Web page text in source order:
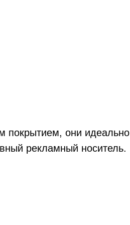
покрытием, они идеально
рекламный носитель.